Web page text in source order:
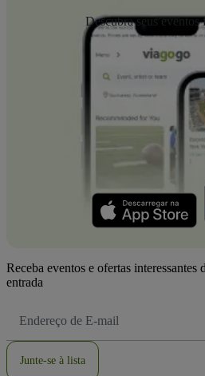
Descubra seus
Receba eventos e ofertas interessantes
entrada
de
Junte-se à lista